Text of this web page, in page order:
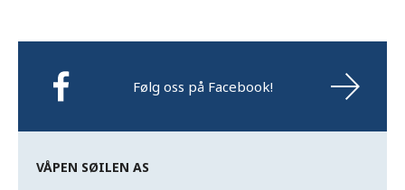
Følg oss på Facebook!
VÅPEN SØILEN AS